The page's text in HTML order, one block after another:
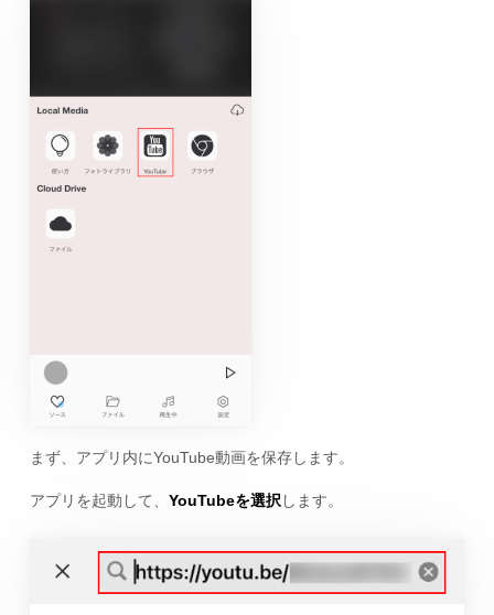
まず、アプリ内にYouTube動画を保存します。
アプリを起動して、 YouTubeを選択 します。